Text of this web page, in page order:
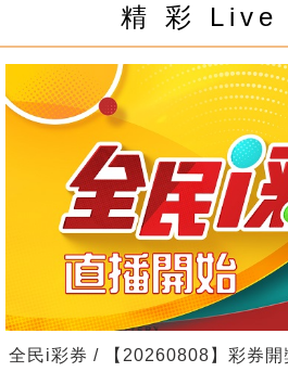
精 彩 Live
全民i彩券 / 【20260808】彩券開